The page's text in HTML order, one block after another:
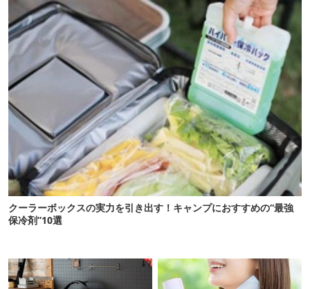
クーラーボックスの実力を引き出す！キャンプにおすすめの“最強
保冷剤”10選